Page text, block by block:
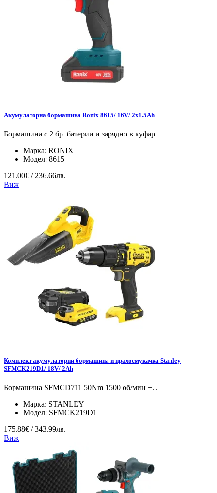
Акумулаторна бормашина Ronix 8615/ 16V/ 2x1.5Ah
Бормашина с 2 бр. батерии и зарядно в куфар...
Марка: RONIX
Модел: 8615
121.00€ / 236.66лв.
Виж
Комплект акумулаторни бормашина и прахосмукачка Stanley
SFMCK219D1/ 18V/ 2Ah
Бормашина SFMCD711 50Nm 1500 об/мин +...
Марка: STANLEY
Модел: SFMCK219D1
175.88€ / 343.99лв.
Виж